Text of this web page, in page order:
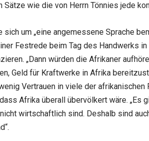
Sätze wie die von Herrn Tönnies jede
sich um „eine angemessene Sprache
Festrede beim Tag des Handwerks
„Dann würden die Afrikaner
Geld für Kraftwerke in Afrika
Vertrauen in viele der afrikanischen
Afrika überall übervölkert wäre.
wirtschaftlich sind. Deshalb sind